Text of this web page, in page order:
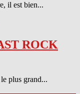
il est bien...
ROCK
plus grand...